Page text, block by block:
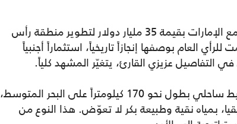
أعلنت الحكومة في شباط/ فبراير 2024، عن صفقة مع الإمارات بقيمة 35 مليار دولار لتطوير منطقة رأس
العام بوصفها إنجازاً تاريخياً، استثماراً أجنبياً
التفاصيل عزيزي القارئ، يتغيّر المشهد كلياً.
رأس الحكمة ليست أرضاً صحراوية مهجورة، إنها شريط ساحلي بطول نحو 170 كيلومتراً على البحر المتوسط،
بمياه نقية وطبيعة بكر لا تعوّض. هذا النوع من